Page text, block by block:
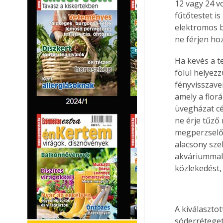
12 vagy 24
fűtőtestet is
elektromos
ne férjen
Ha kevés a
fölül
amely a
üvegházat
ne érje tűző
alacsony
A